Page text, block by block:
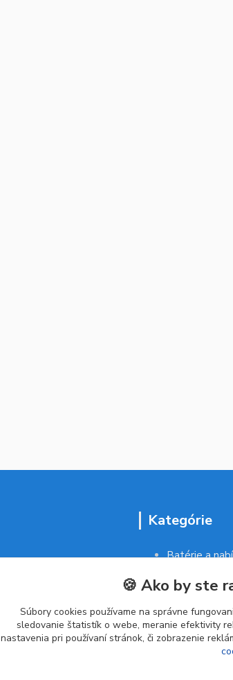
Kategórie
Batérie a
Malé
Kancelárske
🍪 Ako by ste
Súbory cookies používame na správne
sledovanie štatistík o webe, meranie efektivity
nastavenia pri používaní stránok, či zobrazenie